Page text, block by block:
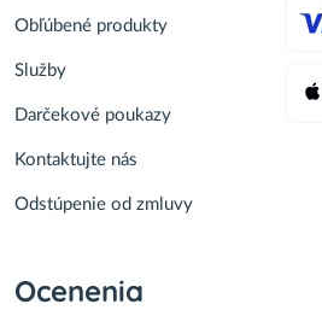
Obľúbené produkty
Služby
Darčekové poukazy
Kontaktujte nás
Odstúpenie od zmluvy
Ocenenia